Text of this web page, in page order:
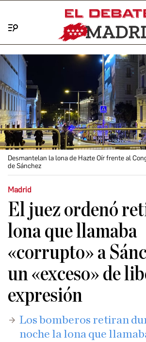
Desmantelan la lona de Hazte Oír frente al
de Sánchez
Madrid
El juez ordenó
lona que llamaba
«corrupto» a
un «exceso» de
expresión
Los bomberos retiran
noche la lona que